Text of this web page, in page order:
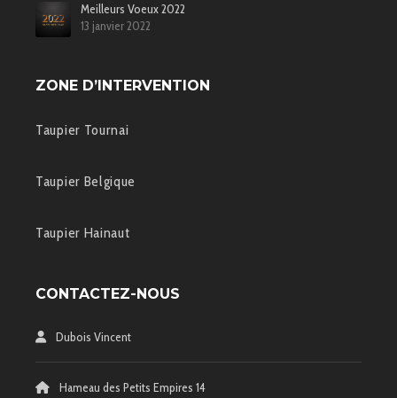
Meilleurs Voeux 2022
13 janvier 2022
ZONE D’INTERVENTION
Taupier Tournai
Taupier Belgique
Taupier Hainaut
CONTACTEZ-NOUS
Dubois Vincent
Hameau des Petits Empires 14